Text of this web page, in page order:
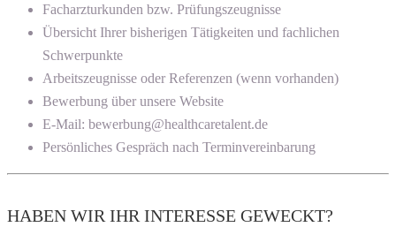
Facharzturkunden bzw. Prüfungszeugnisse
Übersicht Ihrer bisherigen Tätigkeiten und fachlichen
Schwerpunkte
Arbeitszeugnisse oder Referenzen (wenn vorhanden)
Bewerbung über unsere Website
E-Mail: bewerbung@healthcaretalent.de
Persönliches Gespräch nach Terminvereinbarung
HABEN WIR IHR INTERESSE GEWECKT?